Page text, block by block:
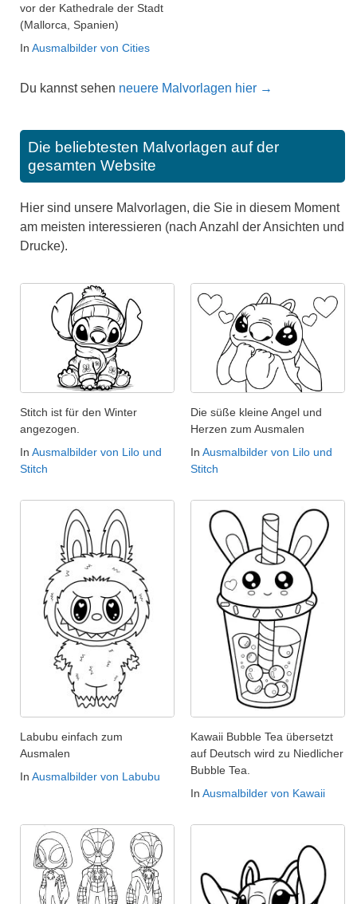
vor der Kathedrale der Stadt
(Mallorca, Spanien)
In Ausmalbilder von Cities
Du kannst sehen neuere Malvorlagen hier →
Die beliebtesten Malvorlagen auf der
gesamten Website
Hier sind unsere Malvorlagen, die Sie in diesem Moment
am meisten interessieren (nach Anzahl der Ansichten und
Drucke).
Stitch ist für den Winter
angezogen.
In Ausmalbilder von Lilo und
Stitch
Die süße kleine Angel und
Herzen zum Ausmalen
In Ausmalbilder von Lilo und
Stitch
Labubu einfach zum
Ausmalen
In Ausmalbilder von Labubu
Kawaii Bubble Tea übersetzt
auf Deutsch wird zu Niedlicher
Bubble Tea.
In Ausmalbilder von Kawaii